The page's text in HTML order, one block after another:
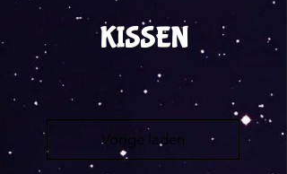
KISSEN
Vorige laden